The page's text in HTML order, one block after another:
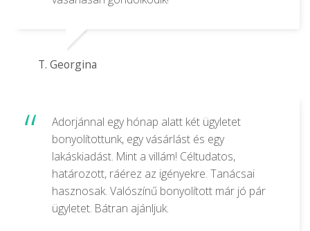
T. Georgina
Adorjánnal egy hónap alatt két ügyletet
bonyolítottunk, egy vásárlást és egy
lakáskiadást. Mint a villám! Céltudatos,
határozott, ráérez az igényekre. Tanácsai
hasznosak. Valószínű bonyolított már jó pár
ügyletet. Bátran ajánljuk.